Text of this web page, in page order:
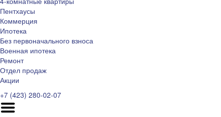
Пентхаусы
Коммерция
Ипотека
Без первоначального взноса
Военная ипотека
Ремонт
Отдел продаж
Акции
+7 (423) 280-02-07